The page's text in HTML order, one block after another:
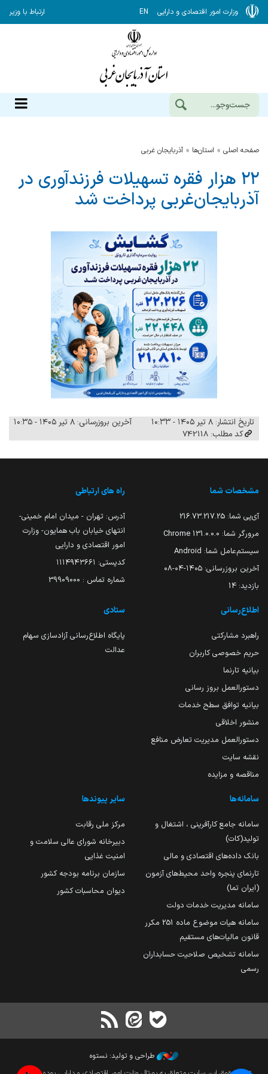
وزارت امور اقتصادی و دارایی EN ارتباط با وزیر
صفحه اصلی استان‌ها آذربایجان غربی
۲٢ هزار فقره تسهیلات فرزندآوری در
آذربایجان‌غربی پرداخت شد
تاریخ انتشار: ۸ تیر ۱۴۰۵ - ۱۰:۳۳
آخرین بروزرسانی: ۸ تیر ۱۴۰۵ - ۱۰:۳۵
کد مطلب: 742118
مشخصات شما
آی‌پی شما: 216.73.217.25
مرورگر شما: 131.0.0.0 Chrome
سیستم‌عامل شما: Android
آخرین بروزرسانی: ۱۴۰۵-۰۴-۰۸
بازدید: 14
راه های ارتباطی
آدرس: تهران - میدان امام خمینی-
انتهای خیابان باب همایون- وزارت
امور اقتصادی و دارایی
کدپستی: ۱۱۱۴۹۴۳۶۶۱
شماره تماس : 39909000
اطلاع‌رسانی
راهبرد مشارکتی
حریم خصوصی کاربران
بیانیه تارنما
دستورالعمل بروز رسانی
بیانیه توافق سطح خدمات
منشور اخلاقی
دستورالعمل مدیریت تعارض منافع
نقشه سایت
مناقصه و مزایده
ستادی
پایگاه اطلاع‌رسانی آزادسازی سهام
عدالت
سامانه‌ها
سامانه جامع کارآفرینی ، اشتغال و
تولید(کات)
بانک داده‌های اقتصادی و مالی
تارنمای پنجره واحد محیط‌های آزمون
(ایران تما)
سامانه مدیریت خدمات دولت
سامانه هیات موضوع ماده 251 مکرر
قانون مالیات‌های مستقیم
سامانه تشخیص صلاحیت حسابداران
رسمی
سایر پیوندها
مرکز ملی رقابت
دبیرخانه شورای عالی سلامت و
امنیت غذایی
سازمان برنامه بودجه کشور
دیوان محاسبات کشور
طراحی و تولید: نستوه